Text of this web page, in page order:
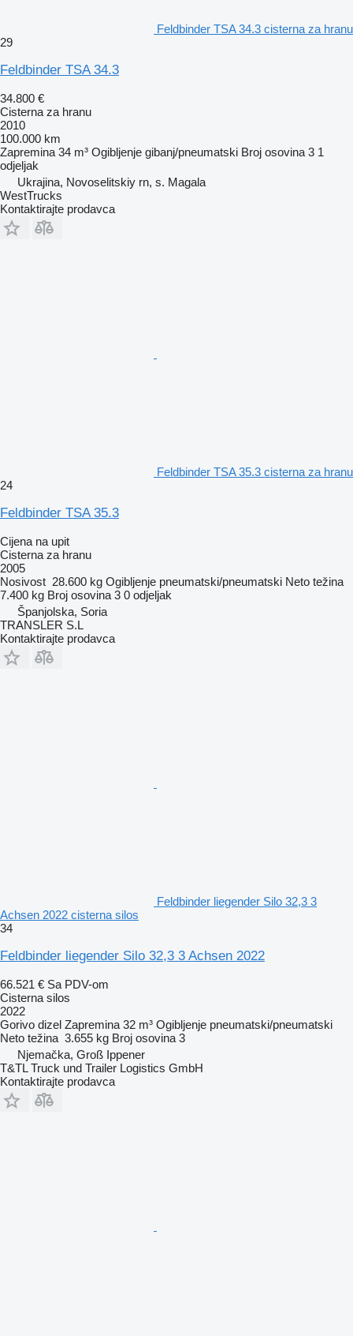
Feldbinder TSA 34.3 cisterna za hranu
29
Feldbinder TSA 34.3
34.800 €
Cisterna za hranu
2010
100.000 km
Zapremina 34 m³ Ogibljenje gibanj/pneumatski Broj osovina 3 1
odjeljak
Ukrajina, Novoselitskiy rn, s. Magala
WestTrucks
Kontaktirajte prodavca
Feldbinder TSA 35.3 cisterna za hranu
24
Feldbinder TSA 35.3
Cijena na upit
Cisterna za hranu
2005
Nosivost 28.600 kg Ogibljenje pneumatski/pneumatski Neto težina
7.400 kg Broj osovina 3 0 odjeljak
Španjolska, Soria
TRANSLER S.L
Kontaktirajte prodavca
Feldbinder liegender Silo 32,3 3
Achsen 2022 cisterna silos
34
Feldbinder liegender Silo 32,3 3 Achsen 2022
66.521 € Sa PDV-om
Cisterna silos
2022
Gorivo dizel Zapremina 32 m³ Ogibljenje pneumatski/pneumatski
Neto težina 3.655 kg Broj osovina 3
Njemačka, Groß Ippener
T&TL Truck und Trailer Logistics GmbH
Kontaktirajte prodavca